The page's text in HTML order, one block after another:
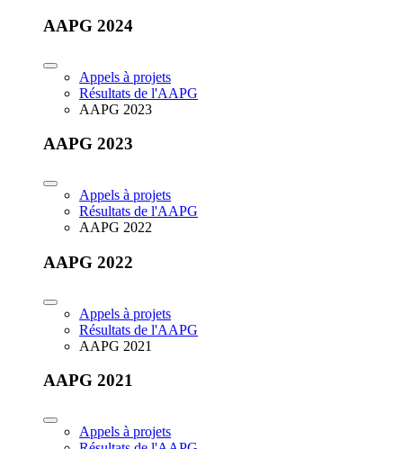
AAPG 2024
Appels à projets
Résultats de l'AAPG
AAPG 2023
AAPG 2023
Appels à projets
Résultats de l'AAPG
AAPG 2022
AAPG 2022
Appels à projets
Résultats de l'AAPG
AAPG 2021
AAPG 2021
Appels à projets